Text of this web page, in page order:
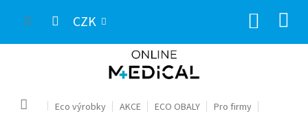
CZK
Domů Eco výrobky AKCE ECO OBALY
Pro firmy